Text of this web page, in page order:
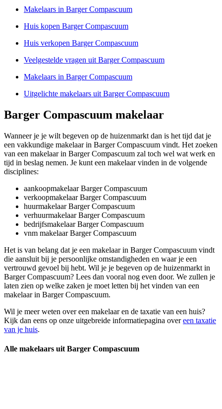
Makelaars in Barger Compascuum
Huis kopen Barger Compascuum
Huis verkopen Barger Compascuum
Veelgestelde vragen uit Barger Compascuum
Makelaars in Barger Compascuum
Uitgelichte makelaars uit Barger Compascuum
Barger Compascuum makelaar
Wanneer je je wilt begeven op de huizenmarkt dan is het tijd dat je
een vakkundige makelaar in Barger Compascuum vindt. Het zoeken
van een makelaar in Barger Compascuum zal toch wel wat werk en
tijd in beslag nemen. Je kunt een makelaar vinden in de volgende
disciplines:
aankoopmakelaar Barger Compascuum
verkoopmakelaar Barger Compascuum
huurmakelaar Barger Compascuum
verhuurmakelaar Barger Compascuum
bedrijfsmakelaar Barger Compascuum
vnm makelaar Barger Compascuum
Het is van belang dat je een makelaar in Barger Compascuum vindt
die aansluit bij je persoonlijke omstandigheden en waar je een
vertrouwd gevoel bij hebt. Wil je je begeven op de huizenmarkt in
Barger Compascuum? Lees dan vooral nog even door. We zullen je
laten zien op welke zaken je moet letten bij het vinden van een
makelaar in Barger Compascuum.
Wil je meer weten over een makelaar en de taxatie van een huis?
Kijk dan eens op onze uitgebreide informatiepagina overeen taxatie
van je huis.
Alle makelaars uit Barger Compascuum